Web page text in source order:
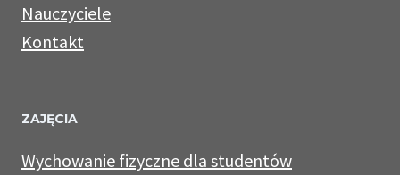
Nauczyciele
Kontakt
ZAJĘCIA
Wychowanie fizyczne dla studentów